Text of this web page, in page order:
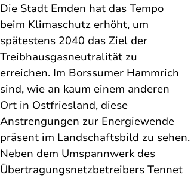
Die Stadt Emden hat das Tempo
beim Klimaschutz erhöht, um
spätestens 2040 das Ziel der
Treibhausgasneutralität zu
erreichen. Im Borssumer Hammrich
sind, wie an kaum einem anderen
Ort in Ostfriesland, diese
Anstrengungen zur Energiewende
präsent im Landschaftsbild zu sehen.
Neben dem Umspannwerk des
Übertragungsnetzbetreibers Tennet